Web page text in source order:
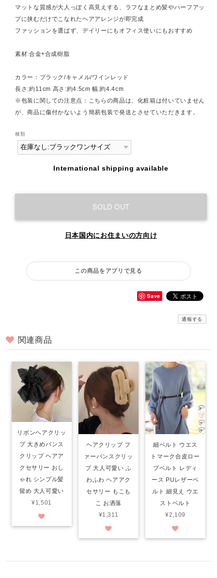
マットな質感が大人っぽく高見えする、ラフなまとめ髪やハーフアッ
プに挟むだけでこなれたヘアアレンジが即完成
ファッションを選ばず、デイリーにもオフィス使いにもおすすめ
素材:合金+合成樹脂
カラー：ブラック/キャメル/ワインレッド
長さ:約11cm 高さ:約4.5cm 幅:約4.4cm
※包装に関しての注意点：こちらの商品は、化粧箱は付いていません
が、商品に傷付かないよう簡易包装で発送とさせていただきます。
種類
International shipping available
SOLD OUT
日本国内にお住まいの方向け
この商品をアプリで見る
Save
通報する
関連商品
リボンヘアクリッ
プ 大きめバンス
クリップ ヘアア
クセサリー おし
ゃれ シンプル髪
留め 大人可愛い
¥1,501
ヘアクリップ フ
ァーバンスクリッ
プ 大人可愛い ふ
わふわ ヘアアク
セサリー もこも
こ お洒落
¥1,311
細ベルト ウエス
トマーク合皮ロー
プベルト レディ
ース PUレザーベ
ルト 細見え ウエ
ストベルト
¥2,109